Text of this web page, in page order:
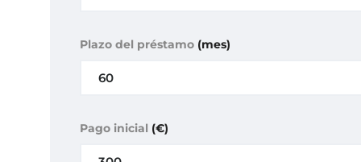
Plazo del préstamo (mes)
Pago inicial (€)